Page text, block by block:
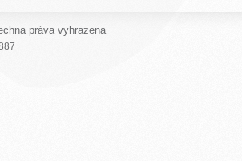
práva vyhrazena